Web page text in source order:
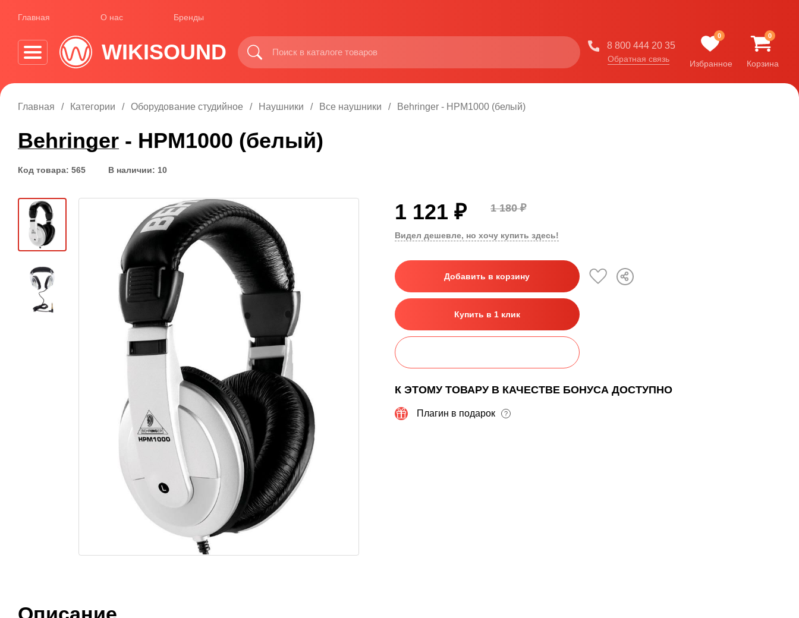
Главная О нас Бренды
WIKISOUND 8 800 444 20 35
Обратная связь
0
Избранное
0
Корзина
Главная Категории Оборудование студийное Наушники Все наушники Behringer - HPM1000 (белый)
Behringer - HPM1000 (белый)
Код товара: 565 В наличии: 10
1 121 ₽ 1 180 ₽
Видел дешевле, но хочу купить здесь!
Добавить в корзину
Купить в 1 клик
К ЭТОМУ ТОВАРУ В КАЧЕСТВЕ БОНУСА ДОСТУПНО
Плагин в подарок ?